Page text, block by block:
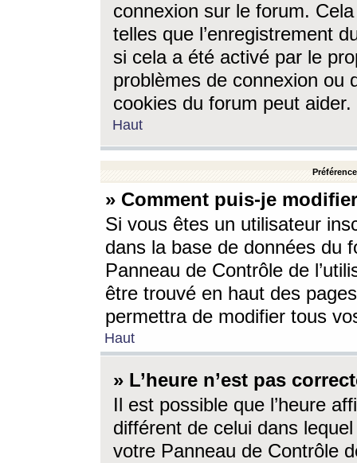
connexion sur le forum.
telles que l’enregistrement
si cela a été activé par le
problèmes de connexion ou
cookies du forum peut aider.
Haut
» Comment puis-je
Si vous êtes un utilisateur
dans la base de données du
Panneau de Contrôle de
être trouvé en haut des
permettra de modifier tous
Haut
» L’heure n’est pas
Il est possible que l’heure
différent de celui dans
votre Panneau de Contrôle